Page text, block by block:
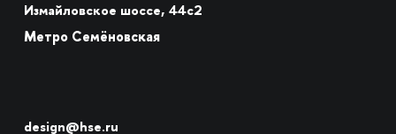
Измайловское шоссе, 44с2
Метро Семёновская
design@hse.ru